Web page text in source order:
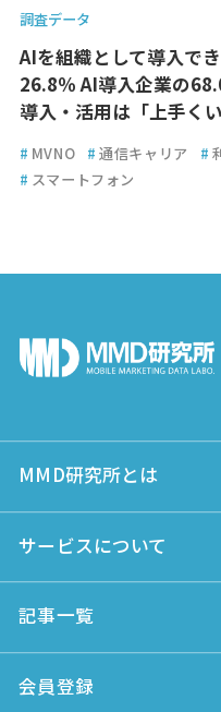
調査データ
AIを組織として導入で
26.8％ AI導入企業の
導入・活用は「上手く
# MVNO # 通信キャリア #
# スマートフォン
MMD研究所とは
サービスについて
記事一覧
会員登録